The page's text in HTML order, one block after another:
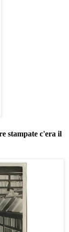
stampate c'era il